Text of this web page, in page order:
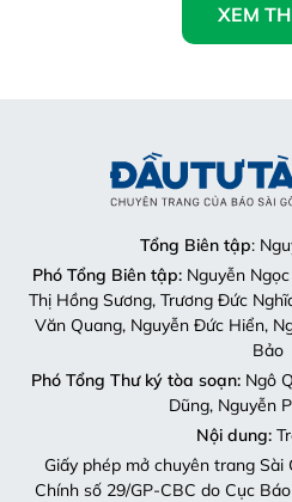
XEM
Tổng Biên tập:
Phó Tổng Biên tập:Nguyễn Ngọc
Thị Hồng Sương, Trương Đức
Văn Quang, Nguyễn Đức Hiển,
Bảo
Phó Tổng Thư ký tòa soạn:Ngô
Dũng, Nguyễn
Nội dung:
Giấy phép mở chuyên trang Sài
Chính số 29/GP-CBC do Cục